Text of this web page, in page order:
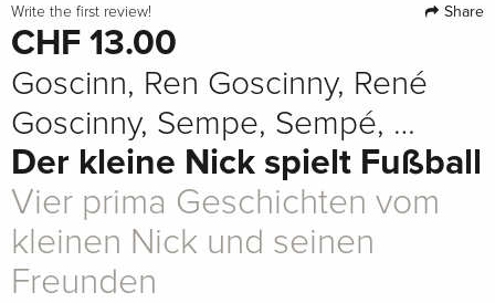
Write the first review! Share
CHF 13.00
Goscinn, Ren Goscinny, René
Goscinny, Sempe, Sempé, …
Der kleine Nick spielt Fußball
Vier prima Geschichten vom
kleinen Nick und seinen
Freunden